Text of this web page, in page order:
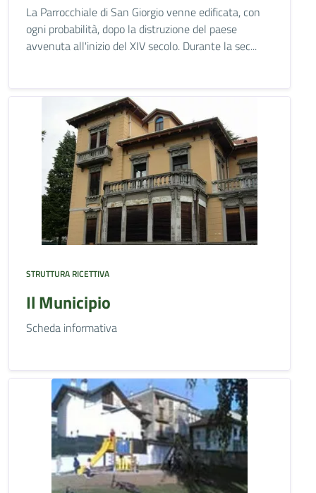
La Parrocchiale di San Giorgio venne edificata, con
ogni probabilità, dopo la distruzione del paese
avvenuta all'inizio del XIV secolo. Durante la sec...
STRUTTURA RICETTIVA
Il Municipio
Scheda informativa